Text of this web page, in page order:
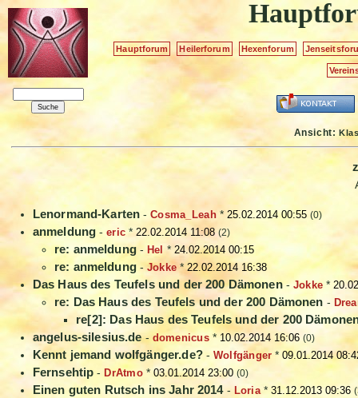
Hauptforum Heilerforum Hexenforum
Ansicht:
Lenormand-Karten -Cosma_Leah* 25.02.2014 00:55 (0)
anmeldung -eric *22.02.2014 11:08 (2)
re: anmeldung- Hel* 24.02.2014 00:15
re: anmeldung-Jokke *22.02.2014 16:38
Das Haus des Teufels und der 200 Dämonen- Jokke *
re: Das Haus des Teufels und der 200 Dämonen -
re[2]: Das Haus des Teufels und der 200
angelus-silesius.de- domenicus* 10.02.2014 16:06 (0)
Kennt jemand wolfgänger.de?- Wolfgänger *09.01.2014
Fernsehtip - DrAtmo* 03.01.2014 23:00 (0)
Einen guten Rutsch ins Jahr 2014-Loria* 31.12.2013 09:36